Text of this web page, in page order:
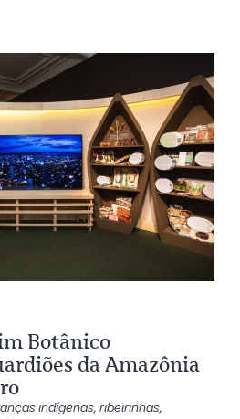
Botânico
da Amazônia
indígenas, ribeirinhas,